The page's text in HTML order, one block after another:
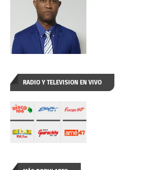
RADIO Y TELEVISION EN VIVO